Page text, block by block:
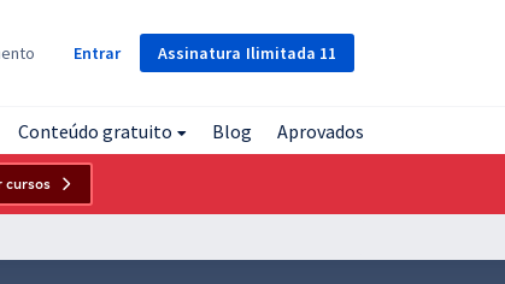
Assinatura Ilimitada 11
Entrar
Conteúdo gratuito Blog Aprovados
cursos